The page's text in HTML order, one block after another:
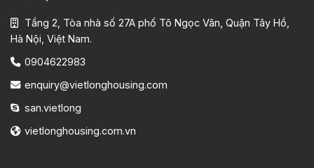
Tầng 2, Tòa nhà số 27A phố Tô Ngọc Vân, Quận Tây Hồ,
Hà Nội, Việt Nam.
0904622983
enquiry@vietlonghousing.com
san.vietlong
vietlonghousing.com.vn